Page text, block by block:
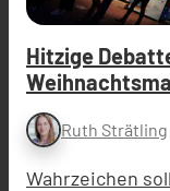
Hitzige
Ruth Strätling
Wahrzeichen